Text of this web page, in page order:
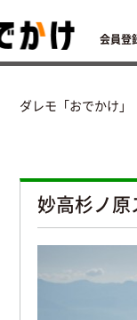
会員登
ダレモ「おでかけ」
妙高杉ノ